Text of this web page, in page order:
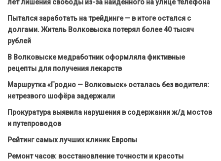
лет лишения свободы из-за найденного на улице телефона
Пытался заработать на трейдинге — в итоге остался с
долгами. Житель Волковыска потерял более 40 тысяч
рублей
В Волковыске медработник оформляла фиктивные
рецепты для получения лекарств
Маршрутка «Гродно — Волковыск» осталась без водителя:
нетрезвого шофёра задержали
Прокуратура выявила нарушения в содержании ж/д мостов
и путепроводов
Рейтинг самых лучших клиник Европы
Ремонт часов: восстановление точности и красоты